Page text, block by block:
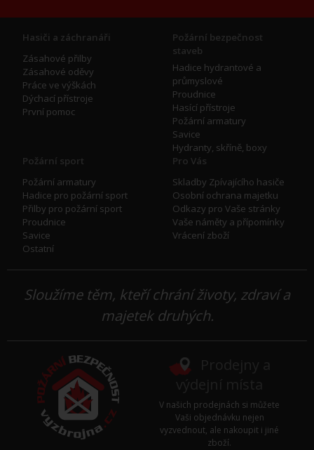
Hasiči a záchranáři
Zásahové přilby
Zásahové oděvy
Práce ve výškách
Dýchací přístroje
První pomoc
Požární bezpečnost
staveb
Hadice hydrantové a
průmyslové
Proudnice
Hasící přístroje
Požární armatury
Savice
Hydranty, skříně, boxy
Požární sport
Požární armatury
Hadice pro požární sport
Přilby pro požární sport
Proudnice
Savice
Ostatní
Pro Vás
Skladby Zpívajícího hasiče
Osobní ochrana majetku
Odkazy pro Vaše stránky
Vaše náměty a přípomínky
Vrácení zboží
Sloužíme těm, kteří chrání životy, zdraví a
majetek druhých.
V našich prodejnách si můžete
Vaši objednávku nejen
vyzvednout, ale nakoupit i jiné
zboží.